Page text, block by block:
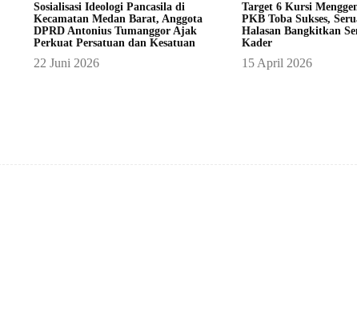
Sosialisasi Ideologi Pancasila di
Kecamatan Medan Barat, Anggota
DPRD Antonius Tumanggor Ajak
Perkuat Persatuan dan Kesatuan
22 Juni 2026
Target 6 Kursi
PKB Toba Sukses,
Halasan Bangkitkan
Kader
15 April 2026